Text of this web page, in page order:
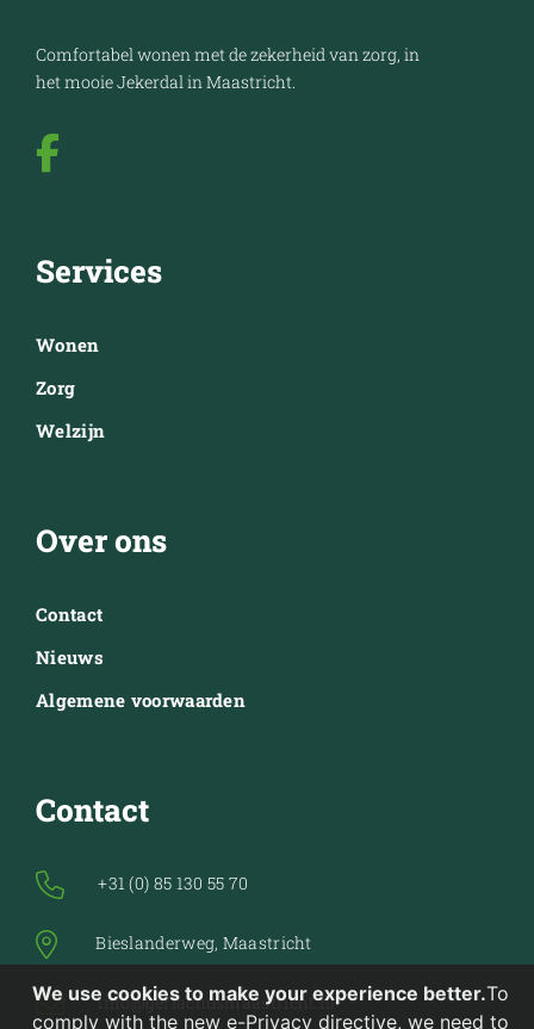
We use cookies to make your experience better.To
comply with the new e-Privacy directive, we need to
Comfortabel wonen met de zekerheid van zorg, in
het mooie Jekerdal in Maastricht.
Services
Wonen
Zorg
Welzijn
Over ons
Contact
Nieuws
Algemene voorwaarden
Contact
+31 (0) 85 130 55 70
Bieslanderweg, Maastricht
info@gerlachusmaastricht.nl